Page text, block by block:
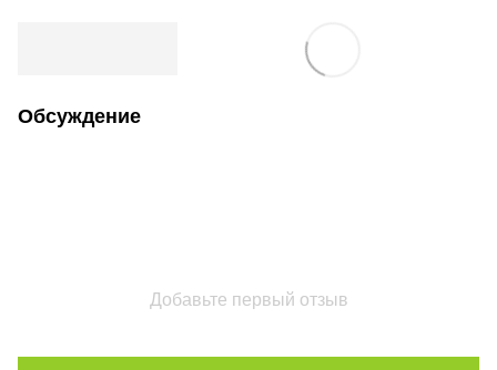
Обсуждение
Добавьте первый отзыв